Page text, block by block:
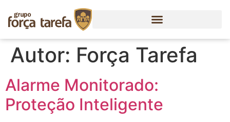
Autor: Força Tarefa
Alarme Monitorado:
Proteção Inteligente